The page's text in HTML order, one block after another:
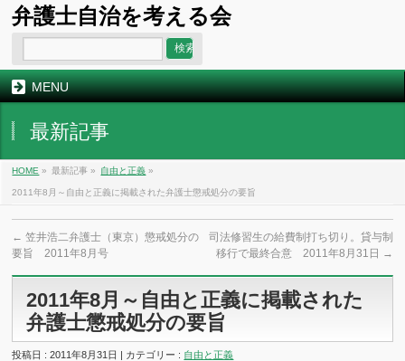
弁護士自治を考える会
MENU
最新記事
HOME » 最新記事 » 自由と正義 »
2011年8月～自由と正義に掲載された弁護士懲戒処分の要旨
← 笠井浩二弁護士（東京）懲戒処分の
要旨 2011年8月号
司法修習生の給費制打ち切り。貸与制
移行で最終合意 2011年8月31日 →
2011年8月～自由と正義に掲載された
弁護士懲戒処分の要旨
投稿日 : 2011年8月31日 | カテゴリー : 自由と正義